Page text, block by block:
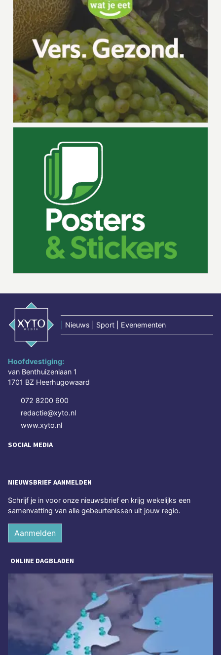
Nieuws | Sport | Evenementen
Hoofdvestiging:
van Benthuizenlaan 1
1701 BZ Heerhugowaard
072 8200 600
redactie@xyto.nl
www.xyto.nl
SOCIAL MEDIA
NIEUWSBRIEF AANMELDEN
Schrijf je in voor onze nieuwsbrief en krijg wekelijks een
samenvatting van alle gebeurtenissen uit jouw regio.
Aanmelden
ONLINE DAGBLADEN